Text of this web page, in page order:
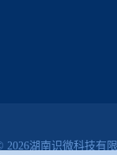
2026湖南识微科技有